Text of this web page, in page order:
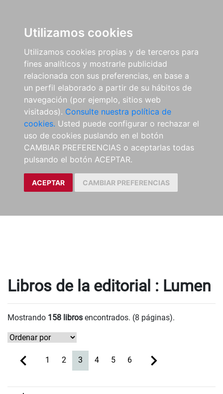
Utilizamos cookies
Utilizamos cookies propias y de terceros para
fines analíticos y mostrarle publicidad
relacionada con sus preferencias, en base a
un perfil elaborado a partir de su hábitos de
navegación (por ejemplo, sitios web
visitados). Consulte nuestra política de
cookies. Usted puede configurar o rechazar el
uso de cookies puslando en el botón
CAMBIAR PREFERENCIAS o aceptarlas todas
pulsando el botón ACEPTAR.
ACEPTAR CAMBIAR PREFERENCIAS
Libros de la editorial : Lumen
Mostrando 158 libros encontrados. (8 páginas).
1 2 3 (current)
4 5 6